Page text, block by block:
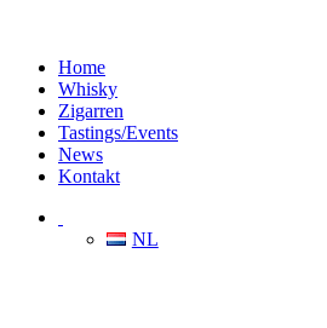
Home
Whisky
Zigarren
Tastings/Events
News
Kontakt
NL